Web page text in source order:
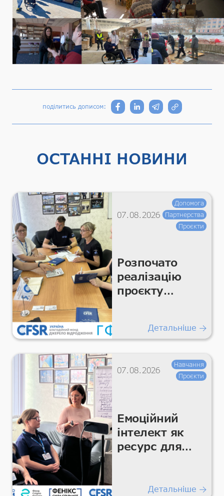
поділитись дописом:
ОСТАННІ НОВИНИ
07.08.2026
Допомога
Партнерства
Проєкти
Розпочато
реалізацію
проєкту
покращень
важливих
умов та
Детальніше
07.08.2026
Навчання
Проєкти
Емоційний
інтелект як
ресурс для
Детальніше